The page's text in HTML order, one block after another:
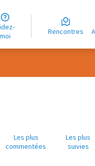
moi
Rencontres
Les plus
commentées
Les plus
suivies